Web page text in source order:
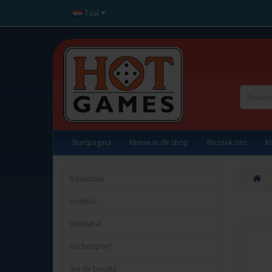
Taal
Startpagina Nieuw in de shop Bezoek ons
Basketbal
Voetbal
Volleybal
Racketsport
Jeu de boules